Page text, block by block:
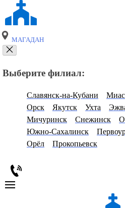
МАГАДАН
Выберите филиал:
Славянск-на-Кубани
Орск
Якутск Ухта
Мичуринск
Снежинск
Южно-Сахалинск
Орёл
Прокопьевск